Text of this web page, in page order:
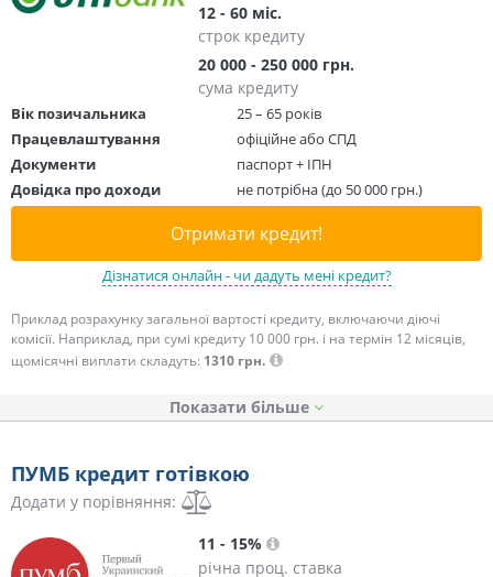
12 - 60 міс.
строк кредиту
20 000 - 250 000 грн.
сума кредиту
Вік позичальника
25 – 65 років
Працевлаштування
офіційне або СПД
Документи
паспорт + ІПН
Довідка про доходи
не потрібна (до 50 000 грн.)
Отримати кредит!
Дізнатися онлайн - чи дадуть мені кредит?
Приклад розрахунку загальної вартості кредиту, включаючи діючі
комісії. Наприклад, при сумі кредиту 10 000 грн. і на термін 12 місяців,
щомісячні виплати складуть: 1310 грн.
Показати
ПУМБ кредит готівкою
Додати у порівняння:
11 - 15%
річна проц. ставка